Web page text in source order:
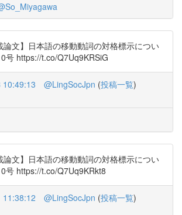
論文】日本語の移動動詞の対格標示につい
号 https://t.co/Q7Uq9KRSiG
@LingSocJpn (投稿一覧)
論文】日本語の移動動詞の対格標示につい
号 https://t.co/Q7Uq9KRkt8
@LingSocJpn (投稿一覧)